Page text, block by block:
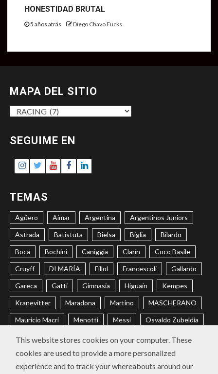
HONESTIDAD BRUTAL
5 años atrás Diego Chavo Fucks
MAPA DEL SITIO
MAPA
SITIO
SEGUIME EN
Instagram
Twitter
Youtube
Facebook
LinkedIn
TEMAS
Agüero Aimar Argentina Argentinos Juniors
Astrada Batistuta Bielsa Biglia Bilardo
Boca Bochini Caniggia Clarín Coco Basile
Cruyff DI MARÍA Fillol Francescoli Gallardo
Gareca Gatti Gimnasia Higuaín Kempes
Kranevitter Maradona Martino MASCHERANO
Mauricio Macri Menotti Messi Osvaldo Zubeldía
Passarella Pochettino Ramón Díaz
Riquelme River Russo Sabella Sampaoli
Selección Argentina Trobbiani Veira Vélez
This website stores cookies on your computer. These
cookies are used to provide a more personalized
experience and to track your whereabouts around our